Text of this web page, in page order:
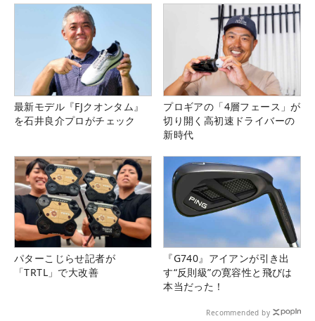
最新モデル『FJクオンタム』
を石井良介プロがチェック
プロギアの「4層フェース」が
切り開く高初速ドライバーの
新時代
パターこじらせ記者が
「TRTL」で大改善
『G740』アイアンが引き出
す“反則級”の寛容性と飛びは
本当だった！
Recommended by